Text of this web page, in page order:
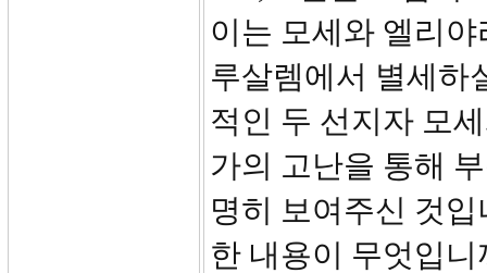
이는 모세와 엘리
루살렘에서 별세하
적인 두 선지자 모
가의 고난을 통해
명히 보여주신 것
한 내용이 무엇입